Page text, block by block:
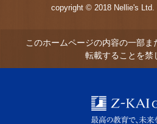
copyright © 2018 Nellie's Ltd.
このホームページの内容の一部ま
転載することを禁